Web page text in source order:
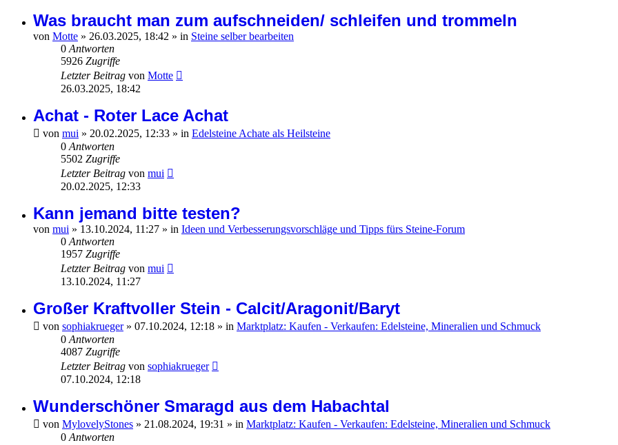
Was braucht man zum aufschneiden/ schleifen und trommeln
von Motte » 26.03.2025, 18:42 » in Steine selber bearbeiten
0 Antworten
5926 Zugriffe
Letzter Beitrag von Motte
26.03.2025, 18:42
Achat - Roter Lace Achat
von mui » 20.02.2025, 12:33 » in Edelsteine Achate als Heilsteine
0 Antworten
5502 Zugriffe
Letzter Beitrag von mui
20.02.2025, 12:33
Kann jemand bitte testen?
von mui » 13.10.2024, 11:27 » in Ideen und Verbesserungsvorschläge und Tipps fürs Steine-Forum
0 Antworten
1957 Zugriffe
Letzter Beitrag von mui
13.10.2024, 11:27
Großer Kraftvoller Stein - Calcit/Aragonit/Baryt
von sophiakrueger» 07.10.2024, 12:18 » in Marktplatz: Kaufen - Verkaufen: Edelsteine, Mineralien und Schmuck
0 Antworten
4087 Zugriffe
Letzter Beitrag von sophiakrueger
07.10.2024, 12:18
Wunderschöner Smaragd aus dem Habachtal
von MylovelyStones » 21.08.2024, 19:31 » in Marktplatz: Kaufen - Verkaufen: Edelsteine, Mineralien und Schmuck
0 Antworten